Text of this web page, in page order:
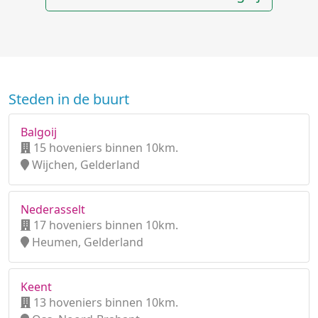
Steden in de buurt
Balgoij
15 hoveniers binnen 10km.
Wijchen, Gelderland
Nederasselt
17 hoveniers binnen 10km.
Heumen, Gelderland
Keent
13 hoveniers binnen 10km.